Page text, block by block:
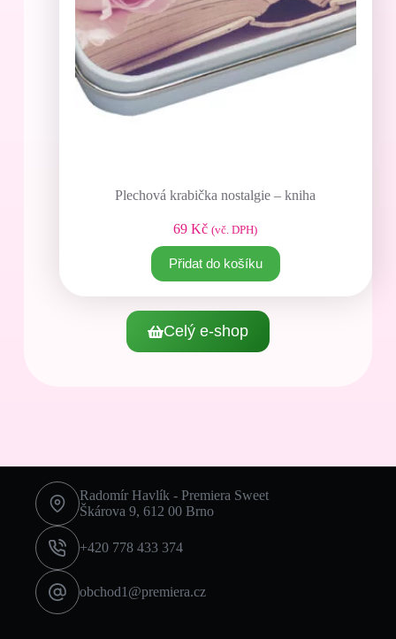
Plechová krabička nostalgie – kniha
69Kč (vč. DPH)
Přidat do košíku
Celý e-shop
Radomír Havlík - Premiera Sweet
Škárova 9, 612 00 Brno
+420 778 433 374
obchod1@premiera.cz